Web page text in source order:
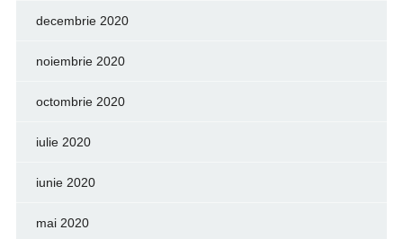
decembrie 2020
noiembrie 2020
octombrie 2020
iulie 2020
iunie 2020
mai 2020